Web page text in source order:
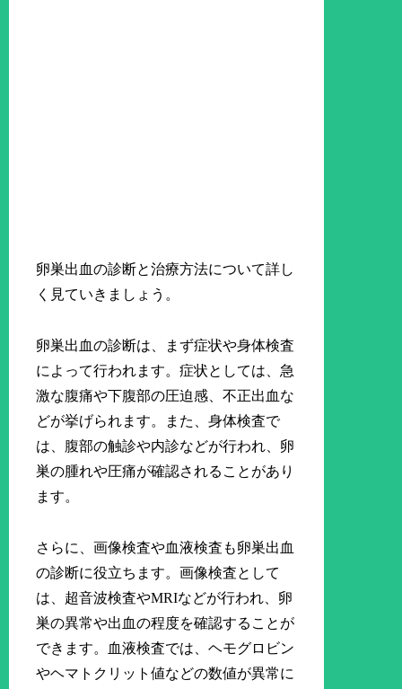
卵巣出血の診断と治療方法について詳し
く見ていきましょう。
卵巣出血の診断は、まず症状や身体検査
によって行われます。症状としては、急
激な腹痛や下腹部の圧迫感、不正出血な
どが挙げられます。また、身体検査で
は、腹部の触診や内診などが行われ、卵
巣の腫れや圧痛が確認されることがあり
ます。
さらに、画像検査や血液検査も卵巣出血
の診断に役立ちます。画像検査として
は、超音波検査やMRIなどが行われ、卵
巣の異常や出血の程度を確認することが
できます。血液検査では、ヘモグロビン
やヘマトクリット値などの数値が異常に